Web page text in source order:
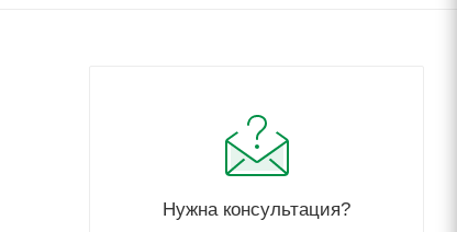
Нужна консультация?